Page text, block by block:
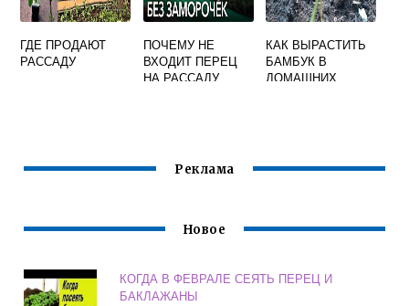
ГДЕ ПРОДАЮТ
РАССАДУ
ПОЧЕМУ НЕ
ВХОДИТ ПЕРЕЦ
НА РАССАДУ
КАК ВЫРАСТИТЬ
БАМБУК В
ДОМАШНИХ
Реклама
Новое
КОГДА В ФЕВРАЛЕ СЕЯТЬ ПЕРЕЦ И
БАКЛАЖАНЫ